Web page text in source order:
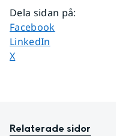
Dela sidan på:
Dela sidan på
Facebook
Dela sidan på
LinkedIn
Dela sidan på
X
Relaterade sidor